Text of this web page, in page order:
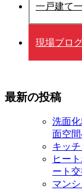
一戸建て
現場ブロ
最新の投稿
洗面
面空
キッ
ヒー
ート
マン